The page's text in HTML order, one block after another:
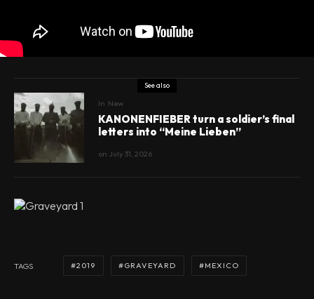
See also
In New
KANONENFIEBER turn a soldier’s final
letters into “Meine Lieben”
on July 31, 2026
TAGS 2019 GRAVEYARD MEXICO